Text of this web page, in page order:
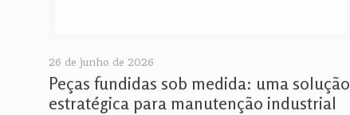
26 de junho de 2026
Peças fundidas sob medida: uma solução
estratégica para manutenção industrial